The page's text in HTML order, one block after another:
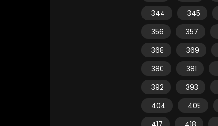
344
345
356
357
368
369
380
381
392
393
404
405